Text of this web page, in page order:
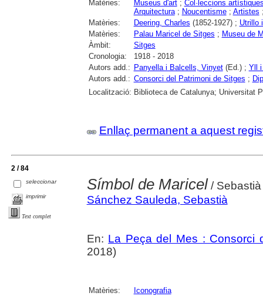
Matèries: Museus d'art; Col·leccions
Arquitectura; Noucentisme; Artistes
Matèries:
Deering, Charles (1852-1927) ; Utrillo
Matèries:
Palau Maricel de Sitges ; Museu de
Àmbit:
Sitges
Cronologia:
1918 - 2018
Autors add.: Panyella i Balcells, Vinyet(Ed.) ; Yll
Autors add.: Consorci del Patrimoni de Sitges ;
Localització: Biblioteca de Catalunya; Universitat
Enllaç permanent a aquest
2 / 84
seleccionar
imprimir
Text complet
Símbol de Maricel/ Sebastià
Sánchez Sauleda, Sebastià
En: La Peça del Mes : Consorci
2018)
Matèries:
Iconografia